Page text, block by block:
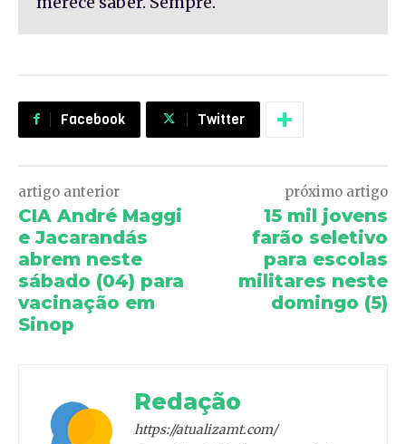
Facebook Twitter
artigo anterior
CIA André Maggi
e Jacarandás
abrem neste
sábado (04) para
vacinação em
Sinop
próximo artigo
15 mil jovens
farão seletivo
para escolas
militares neste
domingo (5)
Redação
https://atualizamt.com/